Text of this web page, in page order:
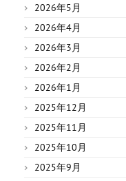
2026年5月
2026年4月
2026年3月
2026年2月
2026年1月
2025年12月
2025年11月
2025年10月
2025年9月